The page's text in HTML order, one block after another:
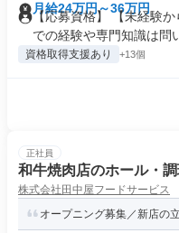
月給24万円～36万円
【応募資格】 【未経験
での経験や専門知識は問
資格取得支援あり +13個
正社員
和牛焼肉店のホール・
株式会社田中屋フードサービス
オープニング募集／新店の